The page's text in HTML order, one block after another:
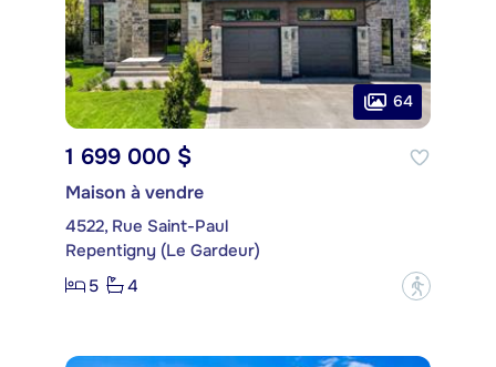
64
1 699 000 $
Maison à vendre
4522, Rue Saint-Paul
Repentigny (Le Gardeur)
5
4 ?